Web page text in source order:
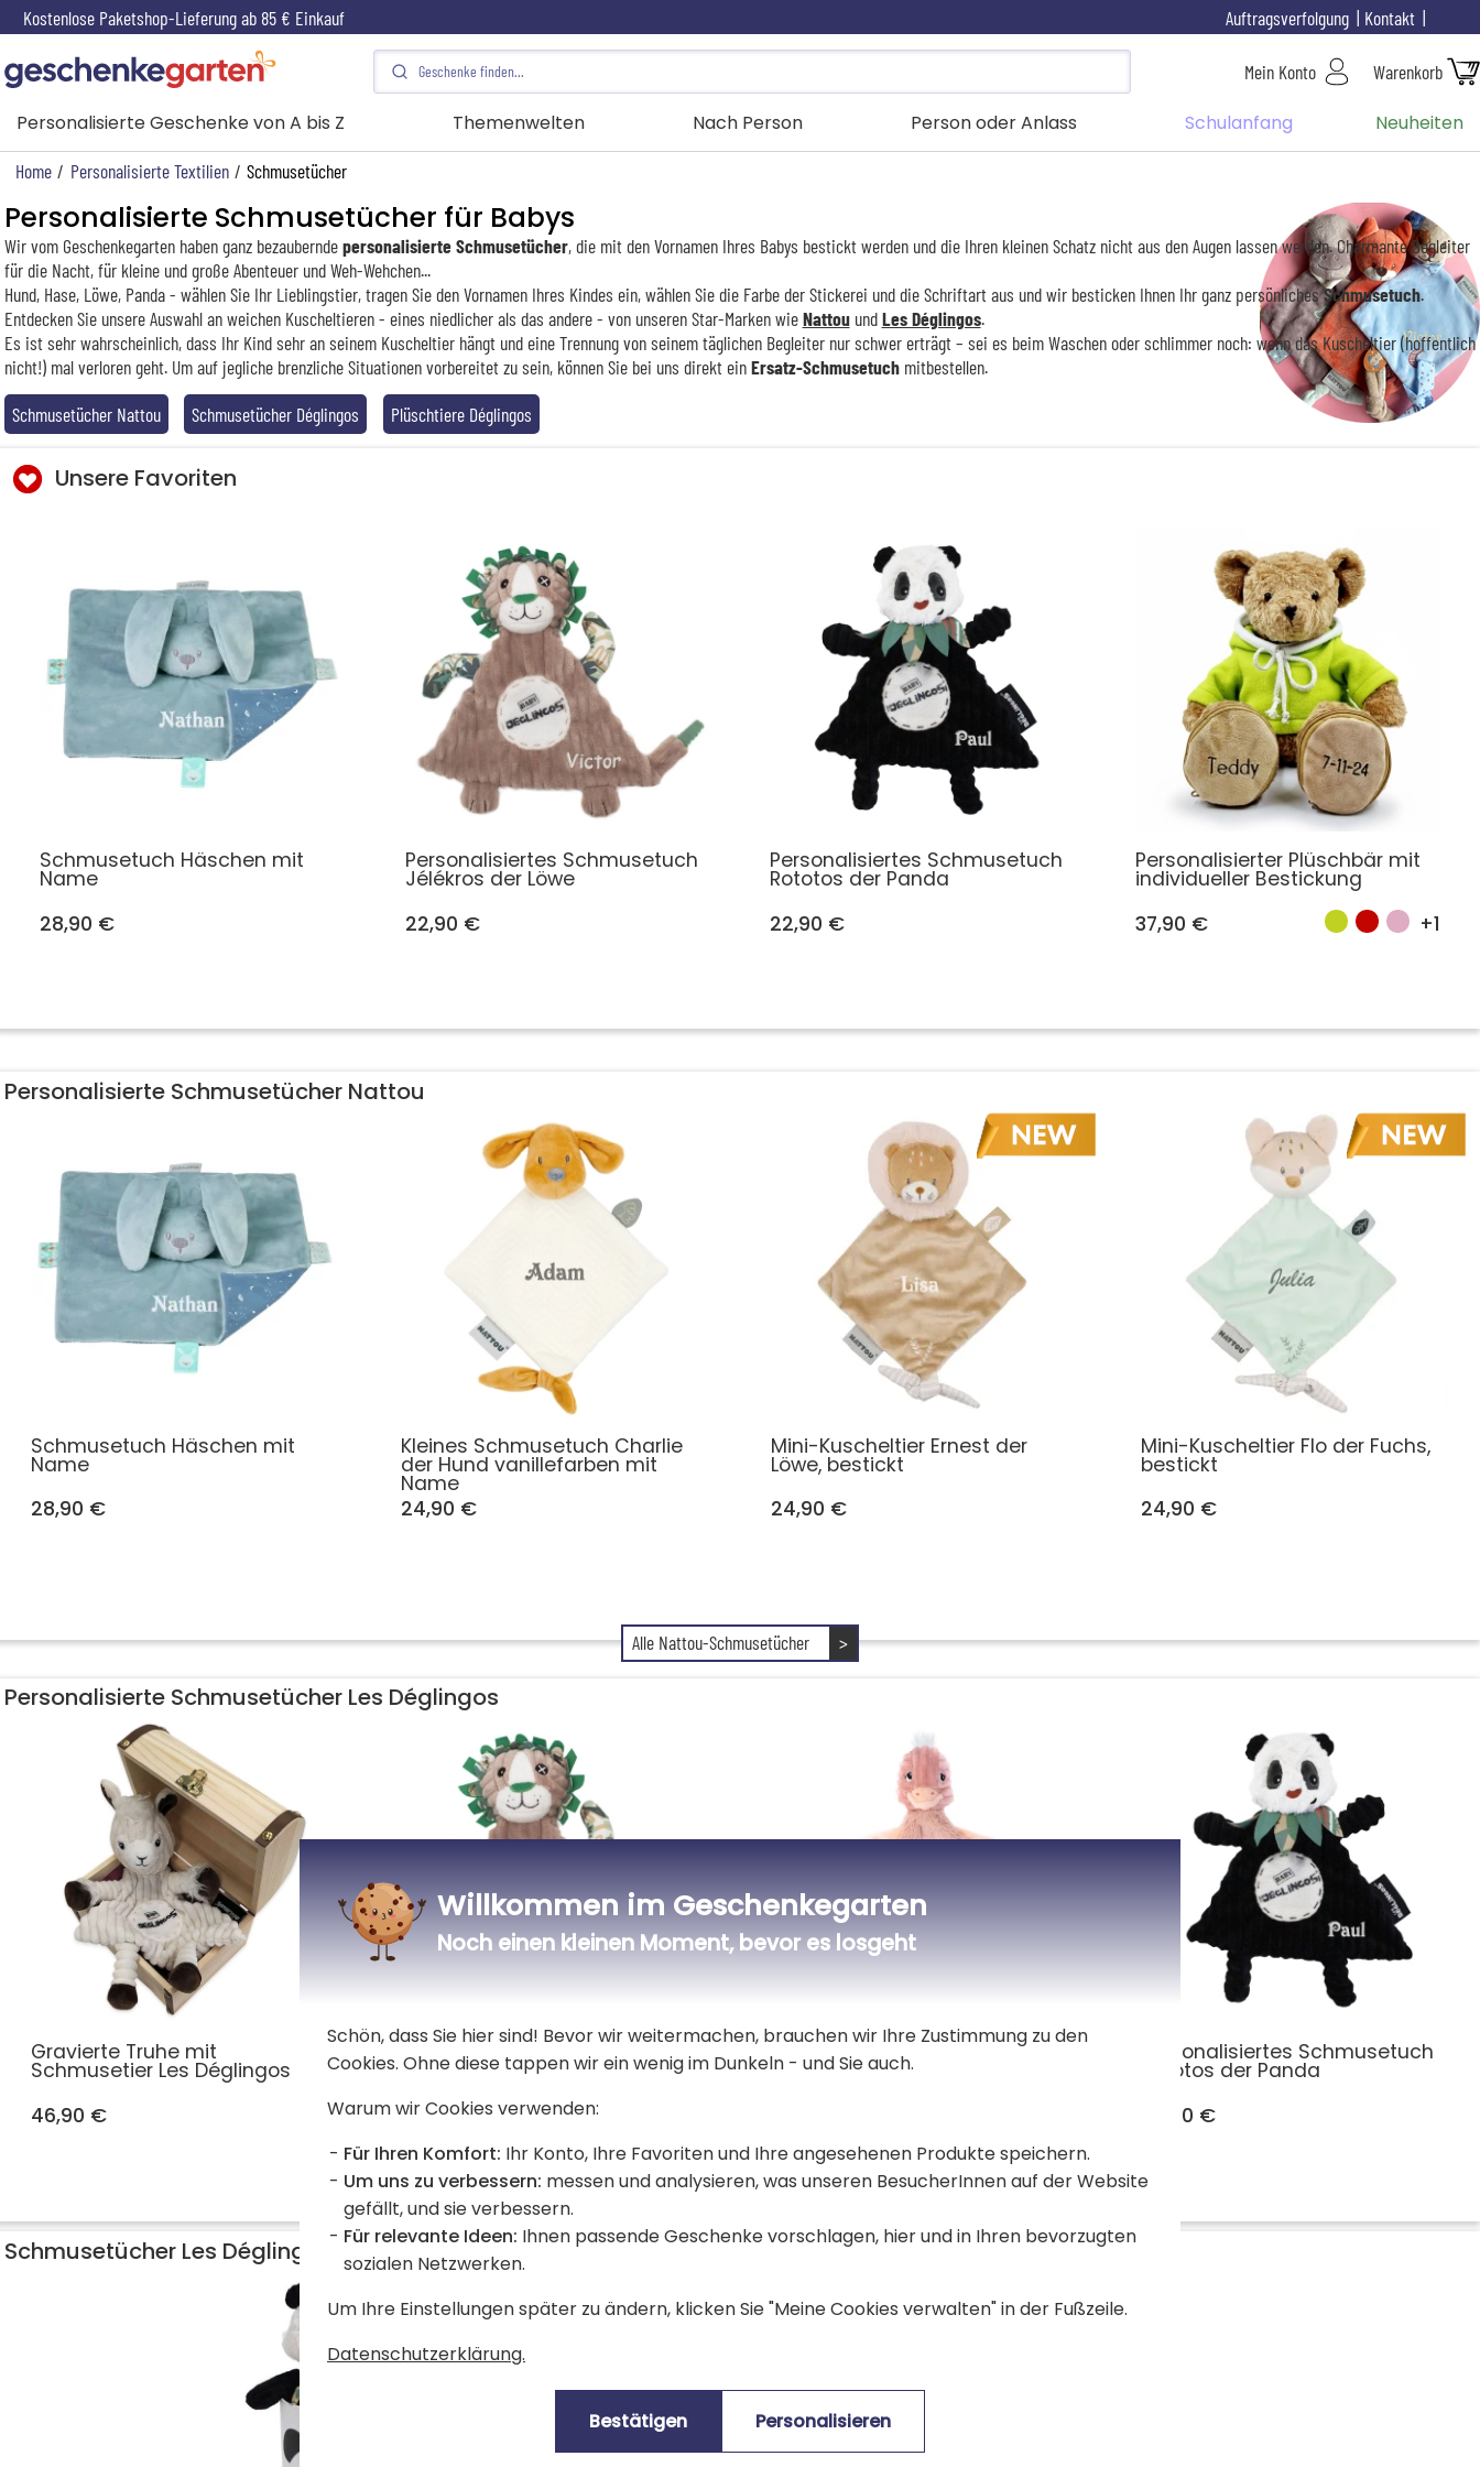
Kostenlose Paketshop-Lieferung ab 85 € Einkauf Kontakt
Auftragsverfolgung
Mein Konto Warenkorb
Personalisierte Geschenke von A bis Z Themenwelten Nach Person Person oder Anlass Schulanfang Neuheiten
Home / Personalisierte Textilien / Schmusetücher
Personalisierte Schmusetücher für Babys
Wir vom Geschenkegarten haben ganz bezauberndepersonalisierte Schmusetücher, die mit den Vornamen Ihres Babys bestickt werden und die Ihren kleinen Schatz nicht aus den Augen lassen werden. Charmante Begleiter
für die Nacht, für kleine und große Abenteuer und Weh-Wehchen...
Hund, Hase, Löwe, Panda - wählen Sie Ihr Lieblingstier, tragen Sie den Vornamen Ihres Kindes ein, wählen Sie die Farbe der Stickerei und die Schriftart aus und wir besticken Ihnen Ihr ganz persönlichesSchmusetuch.
Entdecken Sie unsere Auswahl an weichen Kuscheltieren - eines niedlicher als das andere - von unseren Star-Marken wieNattouundLes Déglingos.
Es ist sehr wahrscheinlich, dass Ihr Kind sehr an seinem Kuscheltier hängt und eine Trennung von seinem täglichen Begleiter nur schwer erträgt – sei es beim Waschen oder schlimmer noch: wenn das Kuscheltier (hoffentlich
nicht!) mal verloren geht. Um auf jegliche brenzliche Situationen vorbereitet zu sein, können Sie bei uns direkt einErsatz-Schmusetuchmitbestellen.
Schmusetücher Nattou
Schmusetücher Déglingos Plüschtiere Déglingos
Unsere Favoriten
Schmusetuch Häschen mit
Name
28,90 €
Personalisiertes Schmusetuch
Jélékros der Löwe
22,90 €
Personalisiertes Schmusetuch
Rototos der Panda
22,90 €
Personalisierter Plüschbär mit
individueller Bestickung
37,90 €
+1
Personalisierte Schmusetücher Nattou
Schmusetuch Häschen mit
Name
28,90 €
Kleines Schmusetuch Charlie
der Hund vanillefarben mit
Name
24,90 €
Mini-Kuscheltier Ernest der
Löwe, bestickt
24,90 €
Mini-Kuscheltier Flo der Fuchs,
bestickt
24,90 €
Alle Nattou-Schmusetücher >
Personalisierte Schmusetücher Les Déglingos
Gravierte Truhe mit
Schmusetier Les Déglingos
46,90 €
Personalisiertes Schmusetuch
Jélékros der Löwe
22,90 €
Personalisiertes Schmusetuch
Pomelos der Strauß
Personalisiertes Schmusetuch
Rototos der Panda
22,90 €
Schmusetücher Les Déglingos ohne Personalisierung
Willkommen im Geschenkegarten
Noch einen kleinen Moment, bevor es losgeht
Schön, dass Sie hier sind! Bevor wir weitermachen, brauchen wir Ihre Zustimmung zu den
Cookies. Ohne diese tappen wir ein wenig im Dunkeln - und Sie auch.
Warum wir Cookies verwenden:
Für Ihren Komfort: Ihr Konto, Ihre Favoriten und Ihre angesehenen Produkte speichern.
Um uns zu verbessern: messen und analysieren, was unseren BesucherInnen auf der Website
gefällt, und sie verbessern.
Für relevante Ideen: Ihnen passende Geschenke vorschlagen, hier und in Ihren bevorzugten
sozialen Netzwerken.
Um Ihre Einstellungen später zu ändern, klicken Sie "Meine Cookies verwalten" in der Fußzeile.
Datenschutzerklärung.
Bestätigen Personalisieren